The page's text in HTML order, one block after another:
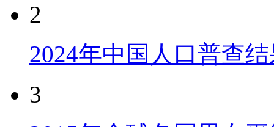
2
2024年中国人口普查
3